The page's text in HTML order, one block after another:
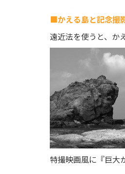
■かえる島と記念撮
遠近法を使うと、か
特撮映画風に『巨大